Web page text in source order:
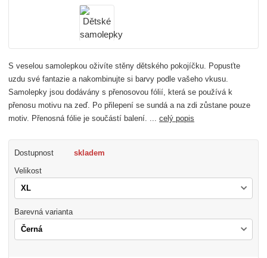
S veselou samolepkou oživíte stěny dětského pokojíčku. Popusťte
uzdu své fantazie a nakombinujte si barvy podle vašeho vkusu.
Samolepky jsou dodávány s přenosovou fólií, která se používá k
přenosu motivu na zeď. Po přilepení se sundá a na zdi zůstane pouze
motiv. Přenosná fólie je součástí balení. ...celý popis
Dostupnost skladem
Velikost
Barevná varianta